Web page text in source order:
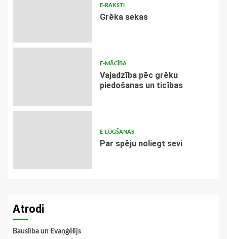
E-RAKSTI
Grēka sekas
E-MĀCĪBA
Vajadzība pēc grēku
piedošanas un ticības
E-LŪGŠANAS
Par spēju noliegt sevi
Atrodi
Bauslība un Evaņģēlijs